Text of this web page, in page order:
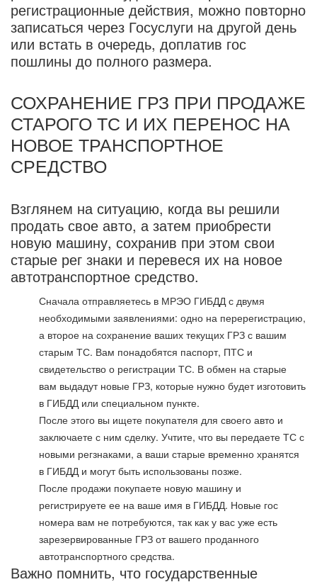
регистрационные действия, можно повторно
записаться через Госуслуги на другой день
или встать в очередь, доплатив гос
пошлины до полного размера.
СОХРАНЕНИЕ ГРЗ ПРИ ПРОДАЖЕ
СТАРОГО ТС И ИХ ПЕРЕНОС НА
НОВОЕ ТРАНСПОРТНОЕ
СРЕДСТВО
Взглянем на ситуацию, когда вы решили
продать свое авто, а затем приобрести
новую машину, сохранив при этом свои
старые рег знаки и перевеся их на новое
автотранспортное средство.
Сначала отправляетесь в МРЭО ГИБДД с двумя
необходимыми заявлениями: одно на перерегистрацию,
а второе на сохранение ваших текущих ГРЗ с вашим
старым ТС. Вам понадобятся паспорт, ПТС и
свидетельство о регистрации ТС. В обмен на старые
вам выдадут новые ГРЗ, которые нужно будет изготовить
в ГИБДД или специальном пункте.
После этого вы ищете покупателя для своего авто и
заключаете с ним сделку. Учтите, что вы передаете ТС с
новыми регзнаками, а ваши старые временно хранятся
в ГИБДД и могут быть использованы позже.
После продажи покупаете новую машину и
регистрируете ее на ваше имя в ГИБДД. Новые гос
номера вам не потребуются, так как у вас уже есть
зарезервированные ГРЗ от вашего проданного
автотранспортного средства.
Важно помнить, что государственные